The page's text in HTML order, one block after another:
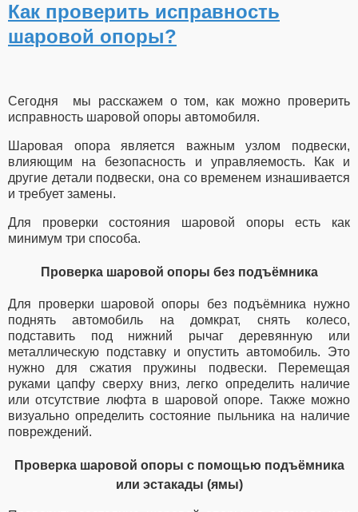
Как проверить исправность
шаровой опоры?
Сегодня мы расскажем о том, как можно проверить
исправность шаровой опоры автомобиля.
Шаровая опора является важным узлом подвески,
влияющим на безопасность и управляемость. Как и
другие детали подвески, она со временем изнашивается
и требует замены.
Для проверки состояния шаровой опоры есть как
минимум три способа.
Проверка шаровой опоры без подъёмника
Для проверки шаровой опоры без подъёмника нужно
поднять автомобиль на домкрат, снять колесо,
подставить под нижний рычаг деревянную или
металлическую подставку и опустить автомобиль. Это
нужно для сжатия пружины подвески. Перемещая
руками цапфу сверху вниз, легко определить наличие
или отсутствие люфта в шаровой опоре. Также можно
визуально определить состояние пыльника на наличие
повреждений.
Проверка шаровой опоры с помощью подъёмника
или эстакады (ямы)